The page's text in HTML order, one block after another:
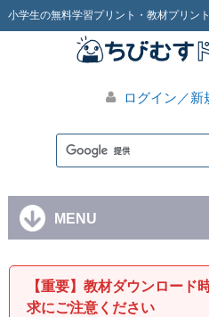
小学生の無料学習プリント・教材プリント
ログイン／新
MENU
【重要】教材ダウンロード
求にご注意ください